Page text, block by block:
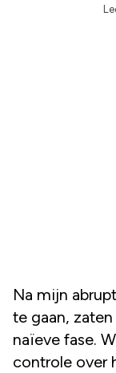
Na mijn
te gaan,
naïeve fase.
controle over